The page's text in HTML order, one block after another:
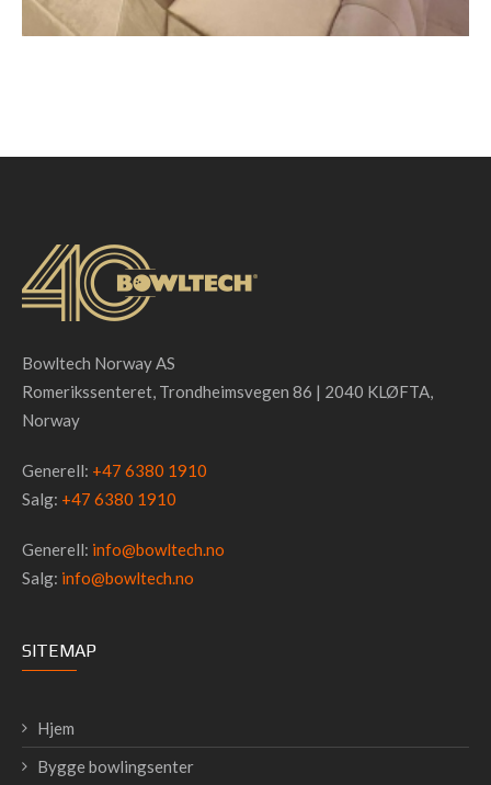
Bowltech Norway AS
Romerikssenteret, Trondheimsvegen 86 | 2040 KLØFTA,
Norway
Generell: +47 6380 1910
Salg: +47 6380 1910
Generell: info@bowltech.no
Salg: info@bowltech.no
SITEMAP
Hjem
Bygge bowlingsenter